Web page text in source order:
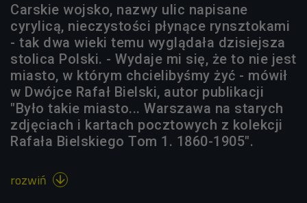
Carskie wojsko, nazwy ulic napisane
cyrylicą, nieczystości płynące rynsztokami
- tak dwa wieki temu wyglądała dzisiejsza
stolica Polski. - Wydaje mi się, że to nie jest
miasto, w którym chcielibyśmy żyć - mówił
w Dwójce Rafał Bielski, autor publikacji
"Było takie miasto... Warszawa na starych
zdjęciach i kartach pocztowych z kolekcji
Rafała Bielskiego Tom 1. 1860-1905".
rozwiń 